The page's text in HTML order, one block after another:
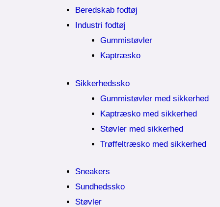
Beredskab fodtøj
Industri fodtøj
Gummistøvler
Kaptræsko
Sikkerhedssko
Gummistøvler med sikkerhed
Kaptræsko med sikkerhed
Støvler med sikkerhed
Trøffeltræsko med sikkerhed
Sneakers
Sundhedssko
Støvler